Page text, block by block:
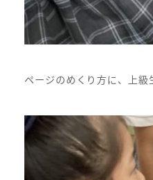
ページのめくり方に、上